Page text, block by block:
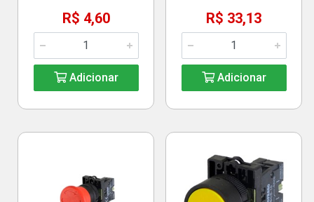
R$ 4,60
Adicionar
R$ 33,13
Adicionar